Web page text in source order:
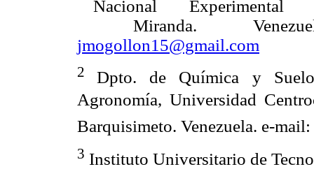
Nacional Experimental
Miranda.
jmogollon15@gmail.com
2Dpto. de Química y
Agronomía, Universidad
Barquisimeto. Venezuela. e-mail:
3 Instituto Universitario de